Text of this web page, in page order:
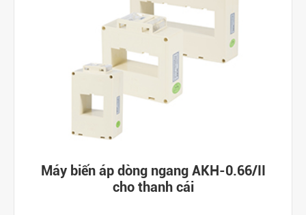
Máy biến áp dòng ngang AKH-0.66/II
cho thanh cái